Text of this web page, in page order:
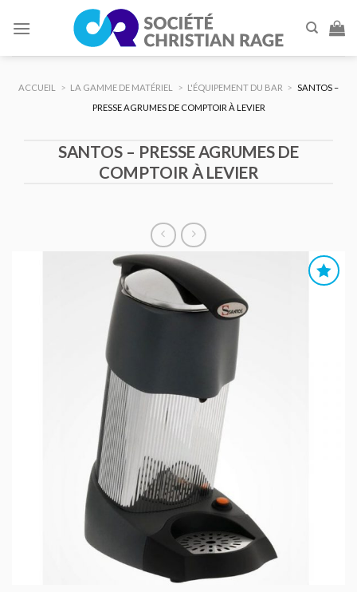
ACCUEIL > LA GAMME DE MATÉRIEL > L'ÉQUIPEMENT DU BAR > SANTOS –
PRESSE AGRUMES DE COMPTOIR À LEVIER
SANTOS – PRESSE AGRUMES DE
COMPTOIR À LEVIER